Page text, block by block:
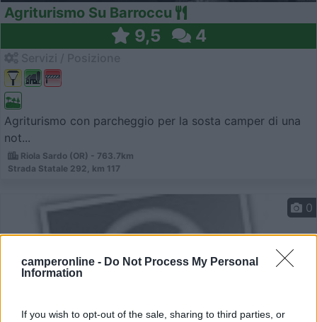
camperonline - Do Not Process My Personal
Information
If you wish to opt-out of the sale, sharing to third parties, or
Agriturismo Su Barroccu
9,5 4
Agriturismo con parcheggio per la sosta camper di una
not...
Riola Sardo (OR) - 763.7km
Strada Statale 292, km 117
0